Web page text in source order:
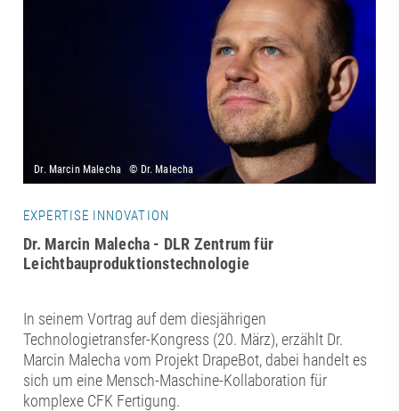
EXPERTISE INNOVATION
Dr. Marcin Malecha - DLR Zentrum für
Leichtbauproduktionstechnologie
In seinem Vortrag auf dem diesjährigen
Technologietransfer-Kongress (20. März), erzählt Dr.
Marcin Malecha vom Projekt DrapeBot, dabei handelt es
sich um eine Mensch-Maschine-Kollaboration für
komplexe CFK Fertigung.